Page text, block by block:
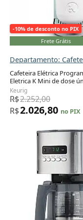
-10% de desconto no PIX
Frete Grátis
Departamento:
Cafeteira Elétrica
Eletrica K Mini de dose
Dusty, claro, 110v, KEURIG
5000367894, Verde Claro
Keurig
R$2.252,00
R$2.026,80 no PIX
Adicionar ao carrinho